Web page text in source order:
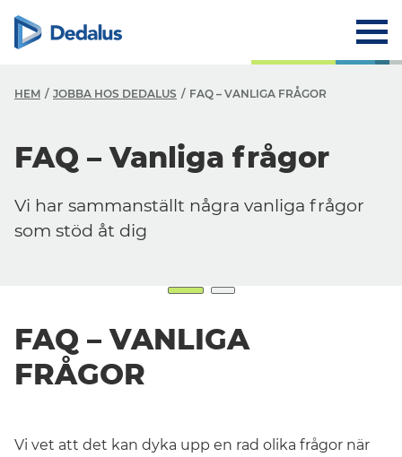
Careers
HEM JOBBA HOS DEDALUS FAQ – VANLIGA FRÅGOR
FAQ – Vanliga frågor
Vi har sammanställt några vanliga frågor
som stöd åt dig
FAQ – VANLIGA
FRÅGOR
Vi vet att det kan dyka upp en rad olika frågor när